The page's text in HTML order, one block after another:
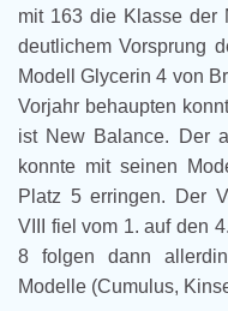
mit 163 die Klasse der
deutlichem Vorsprung
Modell Glycerin 4 von
Vorjahr behaupten
ist New Balance. Der
konnte mit seinen
Platz 5 erringen. Der
VIII fiel vom 1. auf den
8 folgen dann
Modelle (Cumulus,